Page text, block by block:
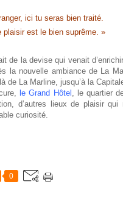
ici tu seras bien traité.
plaisir est le bien suprême. »
la devise qui venait
la nouvelle ambiance de La
de La Marline, jusqu’à la
le Grand Hôtel , le quartier
d’autres lieux de plaisir
curiosité.
0